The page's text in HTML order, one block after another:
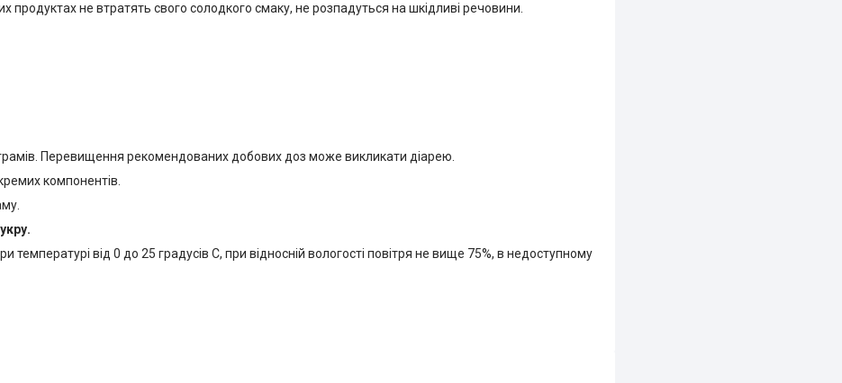
продуктах не втратять свого солодкого смаку, не розпадуться на шкідливі речовини.
Перевищення рекомендованих добових доз може викликати діарею.
компонентів.
температурі від 0 до 25 градусів С, при відносній вологості повітря не вище 75%, в недоступному